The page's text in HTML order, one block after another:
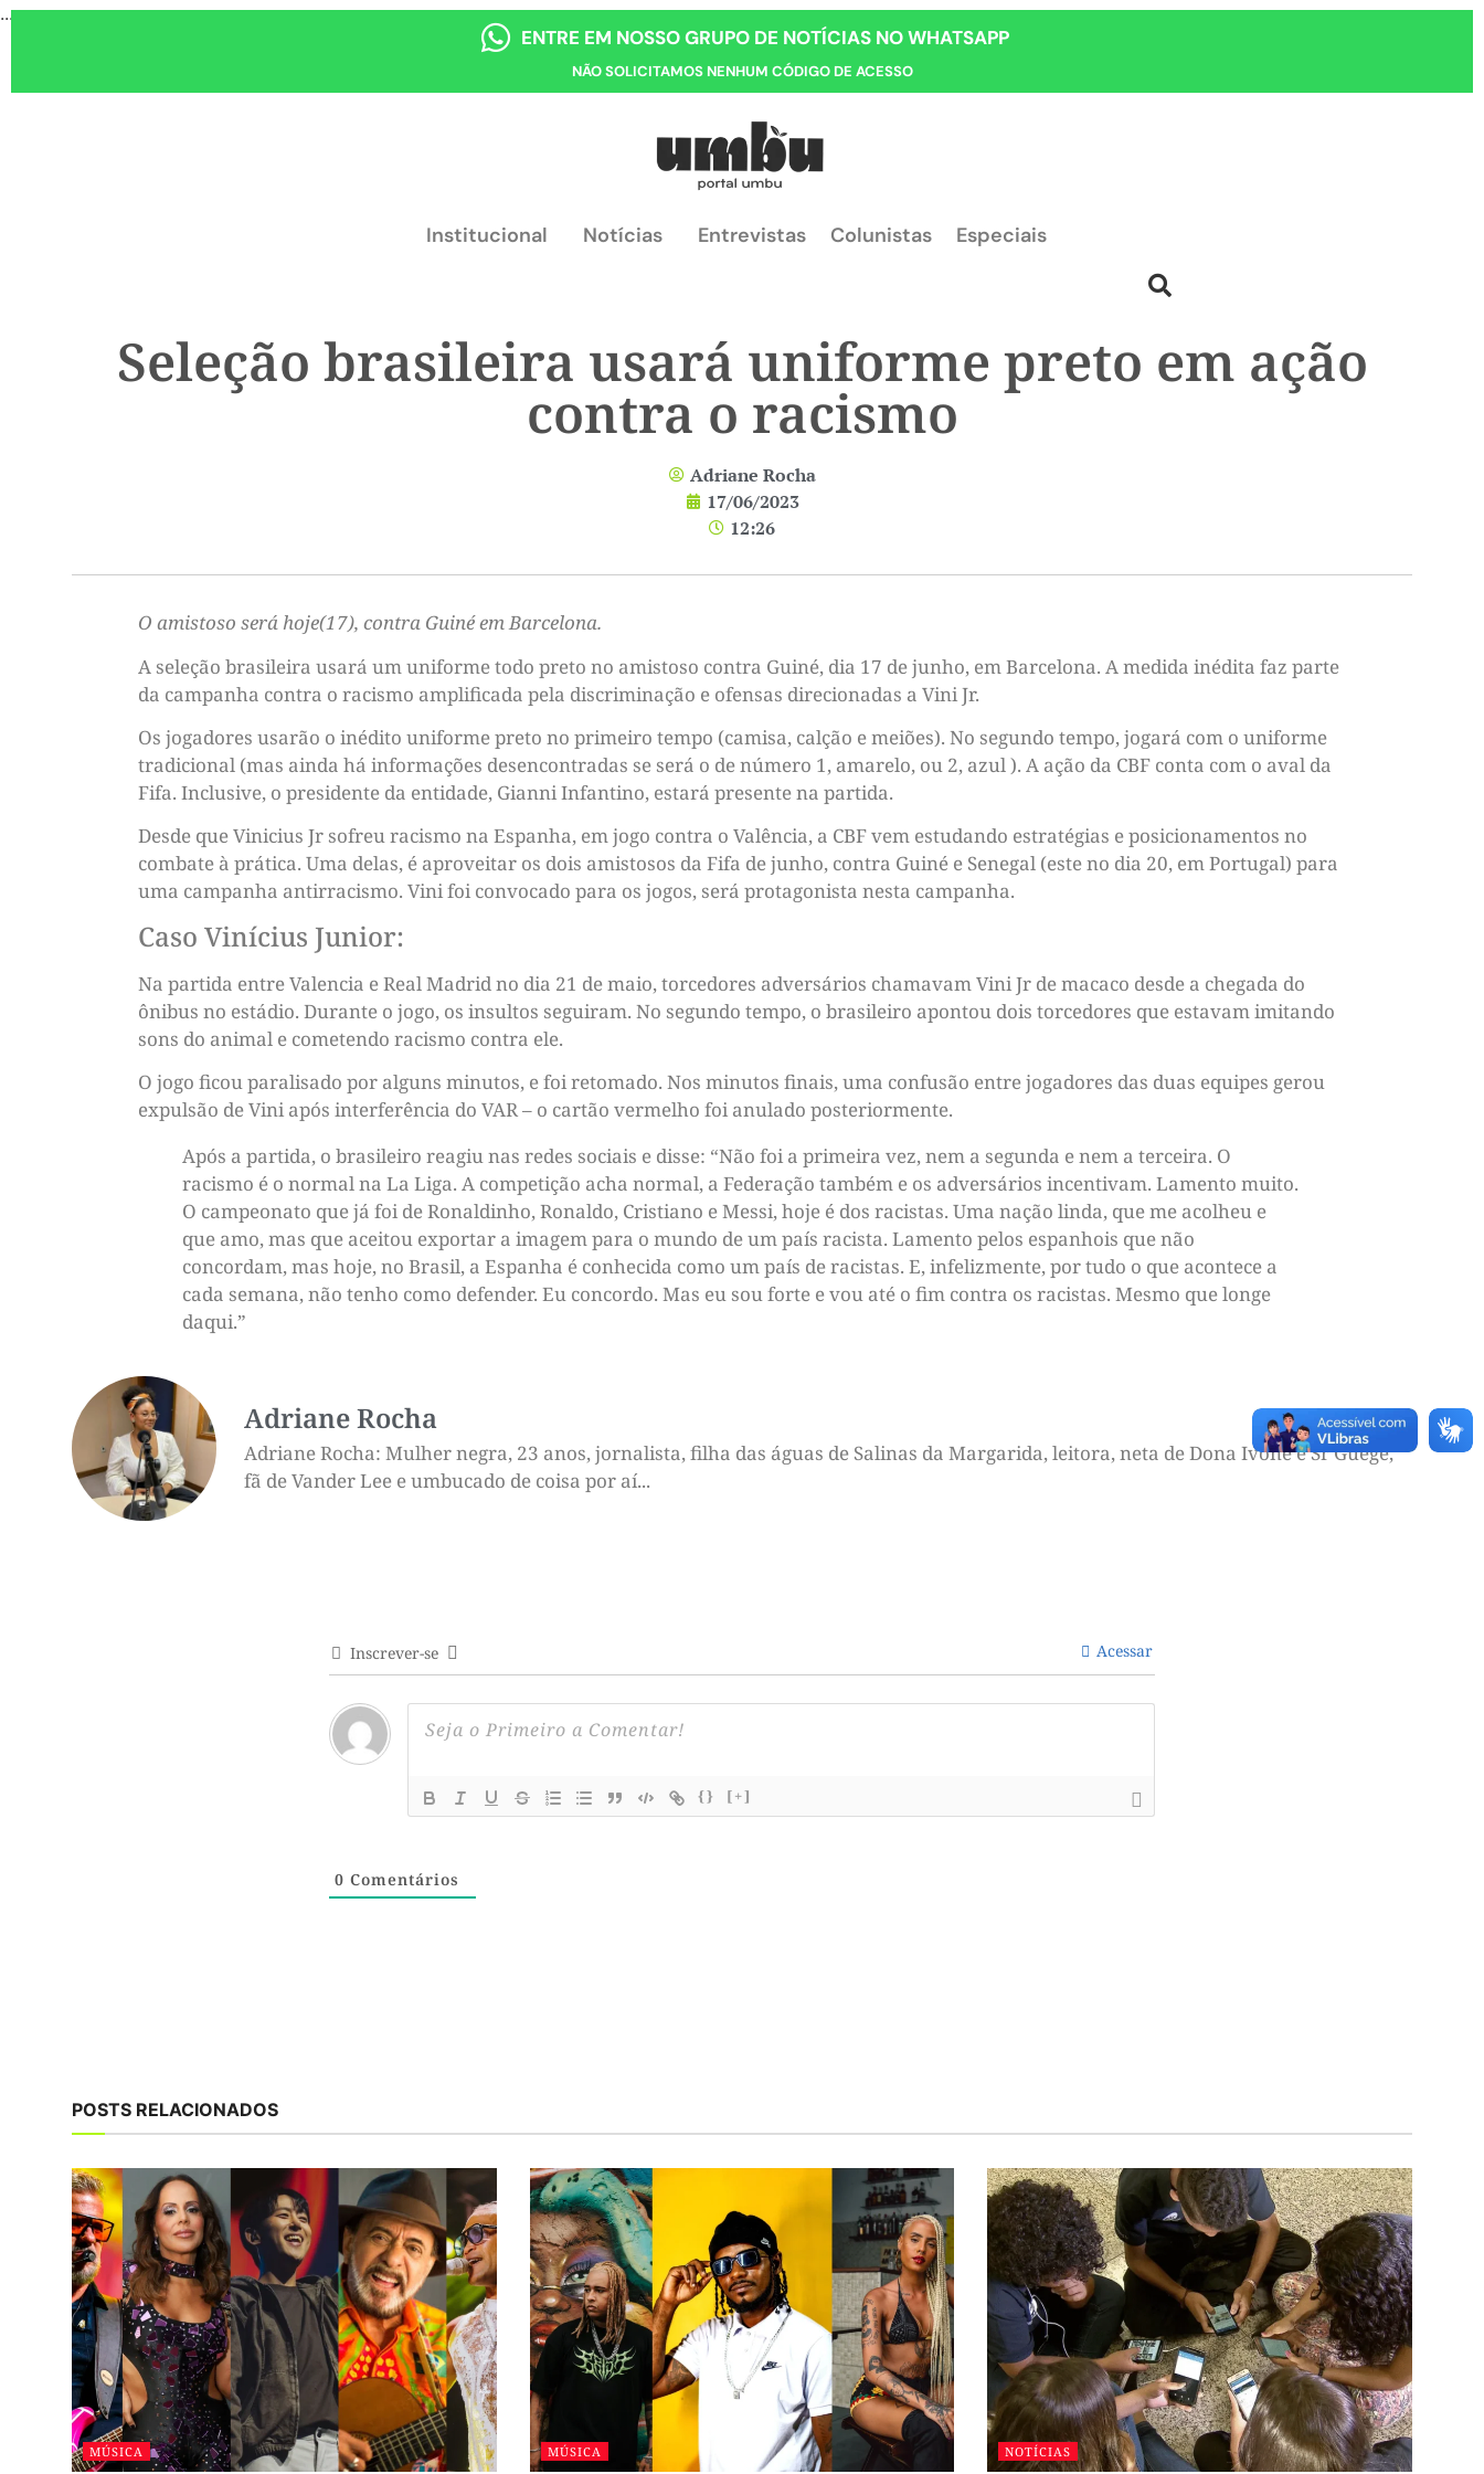
...
ENTRE EM NOSSO GRUPO DE NOTÍCIAS NO WHATSAPP
NÃO SOLICITAMOS NENHUM CÓDIGO DE ACESSO
Institucional Notícias Entrevistas Colunistas Especiais
Seleção brasileira usará uniforme preto em ação
contra o racismo
Adriane Rocha
17/06/2023
12:26
O amistoso será hoje(17), contra Guiné em Barcelona.
A seleção brasileira usará um uniforme todo preto no amistoso contra Guiné, dia 17 de junho, em Barcelona. A medida inédita faz parte
da campanha contra o racismo amplificada pela discriminação e ofensas direcionadas a Vini Jr.
Os jogadores usarão o inédito uniforme preto no primeiro tempo (camisa, calção e meiões). No segundo tempo, jogará com o uniforme
tradicional (mas ainda há informações desencontradas se será o de número 1, amarelo, ou 2, azul ). A ação da CBF conta com o aval da
Fifa. Inclusive, o presidente da entidade, Gianni Infantino, estará presente na partida.
Desde que Vinicius Jr sofreu racismo na Espanha, em jogo contra o Valência, a CBF vem estudando estratégias e posicionamentos no
combate à prática. Uma delas, é aproveitar os dois amistosos da Fifa de junho, contra Guiné e Senegal (este no dia 20, em Portugal) para
uma campanha antirracismo. Vini foi convocado para os jogos, será protagonista nesta campanha.
Caso Vinícius Junior:
Na partida entre Valencia e Real Madrid no dia 21 de maio, torcedores adversários chamavam Vini Jr de macaco desde a chegada do
ônibus no estádio. Durante o jogo, os insultos seguiram. No segundo tempo, o brasileiro apontou dois torcedores que estavam imitando
sons do animal e cometendo racismo contra ele.
O jogo ficou paralisado por alguns minutos, e foi retomado. Nos minutos finais, uma confusão entre jogadores das duas equipes gerou
expulsão de Vini após interferência do VAR – o cartão vermelho foi anulado posteriormente.
Após a partida, o brasileiro reagiu nas redes sociais e disse: “Não foi a primeira vez, nem a segunda e nem a terceira. O
racismo é o normal na La Liga. A competição acha normal, a Federação também e os adversários incentivam. Lamento muito.
O campeonato que já foi de Ronaldinho, Ronaldo, Cristiano e Messi, hoje é dos racistas. Uma nação linda, que me acolheu e
que amo, mas que aceitou exportar a imagem para o mundo de um país racista. Lamento pelos espanhois que não
concordam, mas hoje, no Brasil, a Espanha é conhecida como um país de racistas. E, infelizmente, por tudo o que acontece a
cada semana, não tenho como defender. Eu concordo. Mas eu sou forte e vou até o fim contra os racistas. Mesmo que longe
daqui.”
Adriane Rocha
Adriane Rocha: Mulher negra, 23 anos, jornalista, filha das águas de Salinas da Margarida, leitora, neta de Dona Ivone e Sr Guegé,
fã de Vander Lee e umbucado de coisa por aí...
Inscrever-se Acessar
{} [+]
0 Comentários
POSTS RELACIONADOS
MÚSICA MÚSICA NOTÍCIAS